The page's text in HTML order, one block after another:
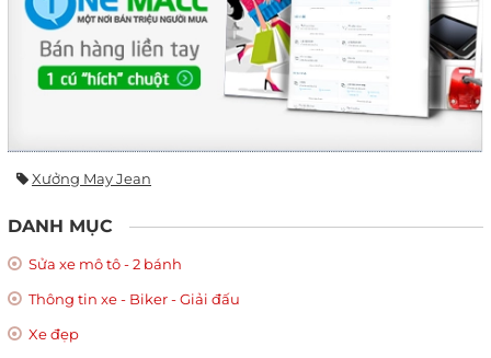
Xưởng May Jean
DANH MỤC
Sửa xe mô tô - 2 bánh
Thông tin xe - Biker - Giải đấu
Xe đẹp